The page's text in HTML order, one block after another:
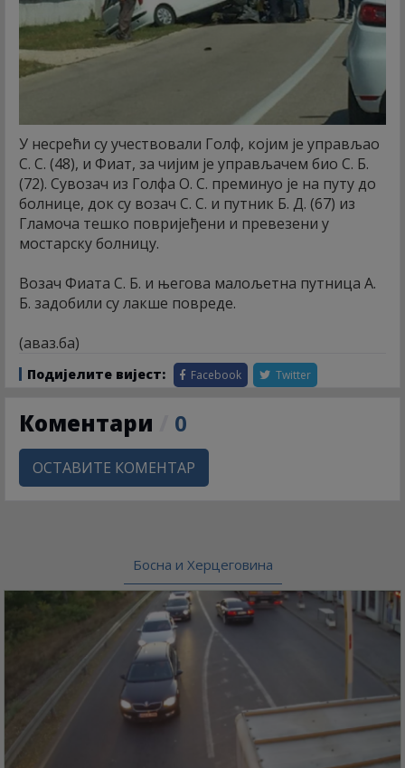
У несрећи су учествовали Голф, којим је управљао
С. С. (48), и Фиат, за чијим је управљачем био С. Б.
(72). Сувозач из Голфа О. С. преминуо је на путу до
болнице, док су возач С. С. и путник Б. Д. (67) из
Гламоча тешко повријеђени и превезени у
мостарску болницу.
Возач Фиата С. Б. и његова малољетна путница А.
Б. задобили су лакше повреде.
(аваз.ба)
Подијелите вијест: Facebook Twitter
Коментари 0
ОСТАВИТЕ КОМЕНТАР
Босна и Херцеговина